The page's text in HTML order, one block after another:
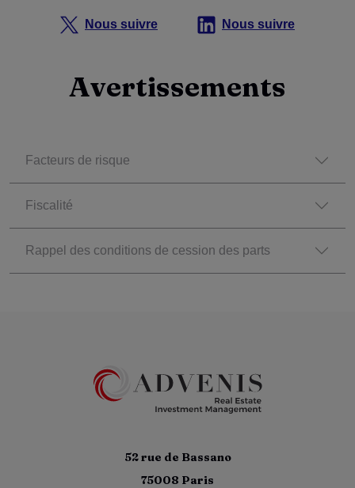
Nous suivre Nous suivre
Avertissements
Facteurs de risque
Fiscalité
Rappel des conditions de cession des parts
52 rue de Bassano
75008 Paris